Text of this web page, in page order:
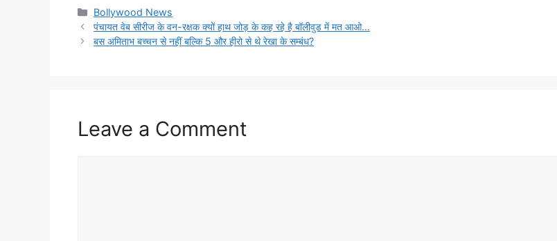
Categories
Bollywood News
पंचायत वेब सीरीज के वन-रक्षक क्यों हाथ जोड़ के कह रहे है बॉलीवुड में मत आओ…
बस अमिताभ बच्चन से नहीं बल्कि 5 और हीरो से थे रेखा के सम्बंध?
Leave a Comment